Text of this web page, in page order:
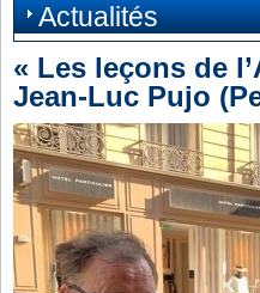
Actualités
« Les leçons de
Jean-Luc Pujo